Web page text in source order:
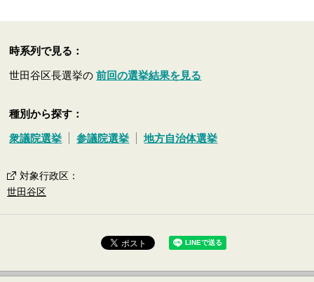
時系列で見る：
世田谷区長選挙の前回の選挙結果を見る
種別から探す：
衆議院選挙 参議院選挙 地方自治体選挙
対象行政区 ：
世田谷区